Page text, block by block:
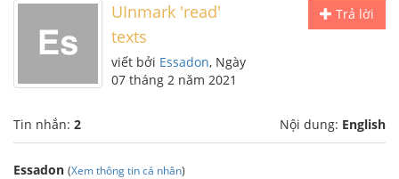
Trả lời
UInmark 'read'
texts
viết bởi Essadon, Ngày
07 tháng 2 năm 2021
Tin nhắn: 2 Nội dung: English
Essadon (Xem thông tin cá nhân)